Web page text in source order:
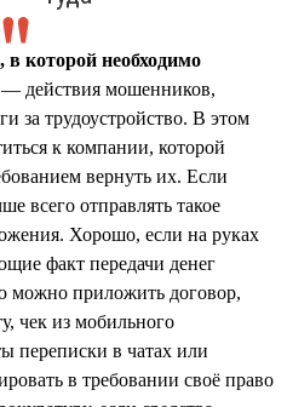
в которой необходимо
действия мошенников,
за трудоустройство. В этом
к компании, которой
вернуть их. Если
всего отправлять такое
Хорошо, если на руках
факт передачи денег
приложить договор,
чек из мобильного
переписки в чатах или
в требовании своё право